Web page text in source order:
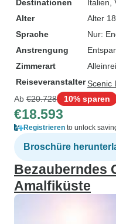
Destinationen
Italien
Alter
Alter
Sprache
Nur:
Anstrengung
Zimmerart
ReiseveranstalterScenic
Ab €20.728 10% sparen
€18.593
Registrieren to unlock
Broschüre
Bezauberndes
Amalfiküste